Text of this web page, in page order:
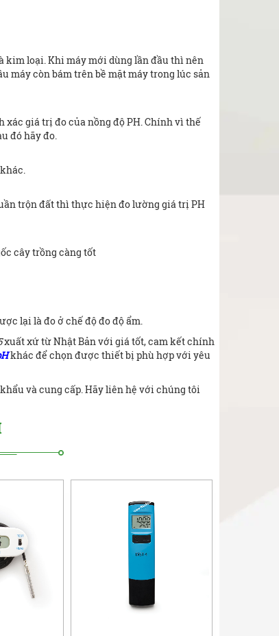
kim loại. Khi máy mới dùng lần đầu thì nên
máy còn bám trên bề mặt máy trong lúc sản
giá trị đo của nồng độ PH. Chính vì thế
đó hãy đo.
trộn đất thì thực hiện đo lường giá trị PH
cây trồng càng tốt
lại là đo ở chế độ đo độ ẩm.
xuất xứ từ Nhật Bản với giá tốt, cam kết chính
khác để chọn được thiết bị phù hợp với yêu
và cung cấp. Hãy liên hệ với chúng tôi